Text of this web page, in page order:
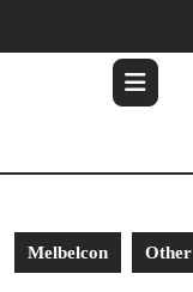
Melbelcon Other